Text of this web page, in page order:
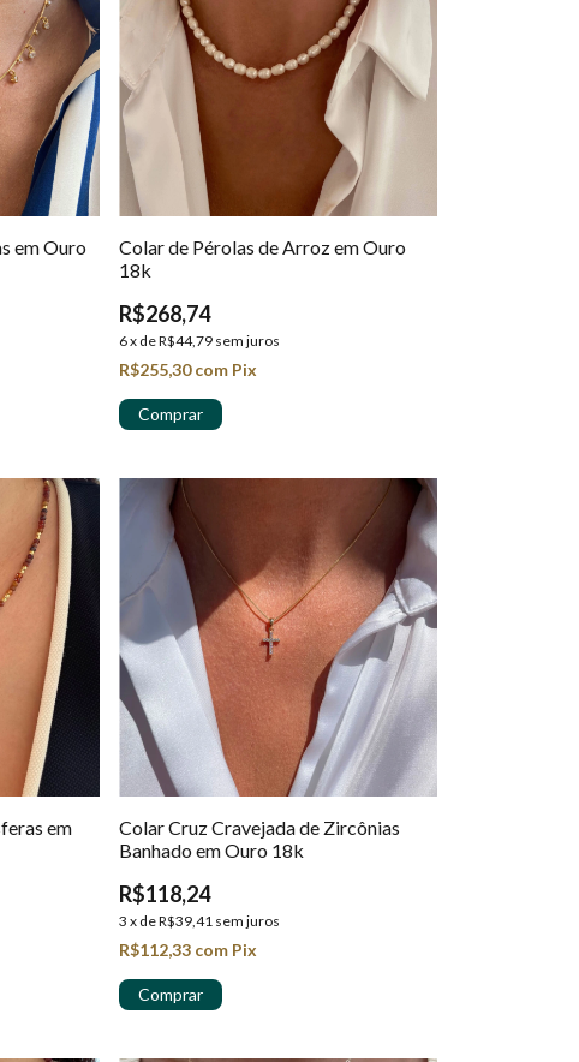
em Ouro
Colar de Pérolas de Arroz em Ouro
18k
R$268,74
6x deR$44,79 sem juros
R$255,30com Pix
em
Colar Cruz Cravejada de Zircônias
Banhado em Ouro 18k
R$118,24
3 x deR$39,41 sem juros
R$112,33 com Pix